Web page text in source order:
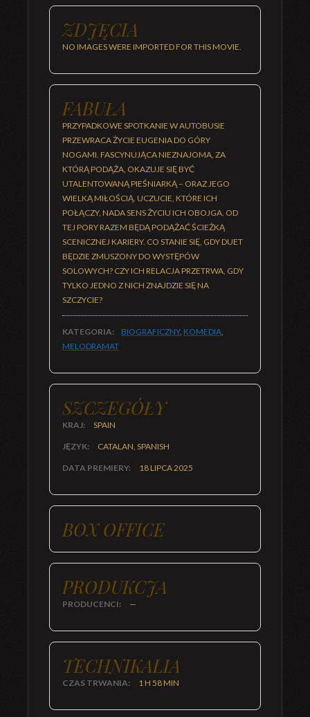
ZDJĘCIA
NO IMAGES WERE IMPORTED FOR THIS MOVIE.
FABUŁA
PRZYPADKOWE SPOTKANIE W AUTOBUSIE
PRZEWRACA ŻYCIE EUGENIA DO GÓRY
NOGAMI. FASCYNUJĄCA NIEZNAJOMA, ZA
KTÓRĄ PODĄŻA, OKAZUJE SIĘ BYĆ
UTALENTOWANĄ PIEŚNIARKĄ – ORAZ JEGO
WIELKĄ MIŁOŚCIĄ. UCZUCIE, KTÓRE ICH
POŁĄCZY, NADA SENS ŻYCIU ICH OBOJGA. OD
TEJ PORY RAZEM BĘDĄ PODĄŻAĆ ŚCIEŻKĄ
SCENICZNEJ KARIERY. CO STANIE SIĘ, GDY DUET
BĘDZIE ZMUSZONY DO WYSTĘPÓW
SOLOWYCH? CZY ICH RELACJA PRZETRWA, GDY
TYLKO JEDNO Z NICH ZNAJDZIE SIĘ NA
SZCZYCIE?
KATEGORIA: BIOGRAFICZNY, KOMEDIA,
MELODRAMAT
SZCZEGÓŁY
KRAJ: SPAIN
JĘZYK: CATALAN, SPANISH
DATA PREMIERY: 18 LIPCA 2025
BOX OFFICE
PRODUKCJA
PRODUCENCI: —
TECHNIKALIA
CZAS TRWANIA: 1 H 58 MIN